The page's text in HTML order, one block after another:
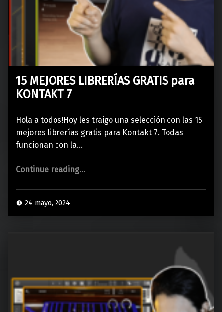
15 MEJORES LIBRERÍAS GRATIS para
KONTAKT 7
Hola a todos!Hoy les traigo una selección con las 15
mejores librerías gratis para Kontakt 7. Todas
funcionan con la…
Continue reading“15 MEJORES LIBRERÍAS GRATIS para KONTAKT 7”…
24 mayo, 2024